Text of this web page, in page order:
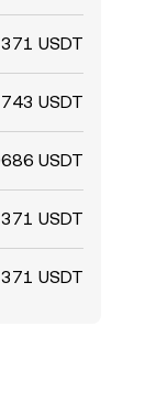
USDT
USDT
USDT
USDT
USDT